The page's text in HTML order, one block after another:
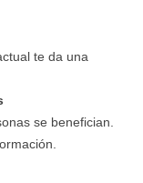
te da una
se benefician.